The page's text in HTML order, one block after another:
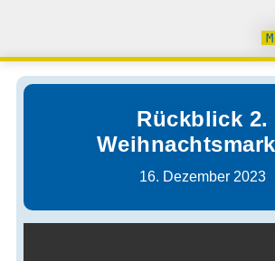
Rückblick 2.
16. Dezember 2023